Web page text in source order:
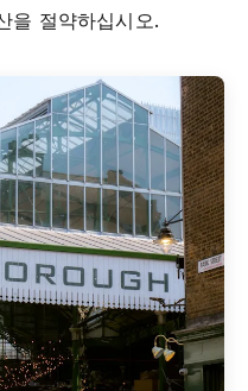
을 절약하십시오.